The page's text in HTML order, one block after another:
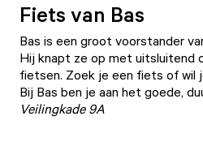
Fiets van Bas
Bas is een groot voorstander
Hij knapt ze op met uitsluitend
fietsen. Zoek je een fiets of wil
Bij Bas ben je aan het goede,
Veilingkade 9A